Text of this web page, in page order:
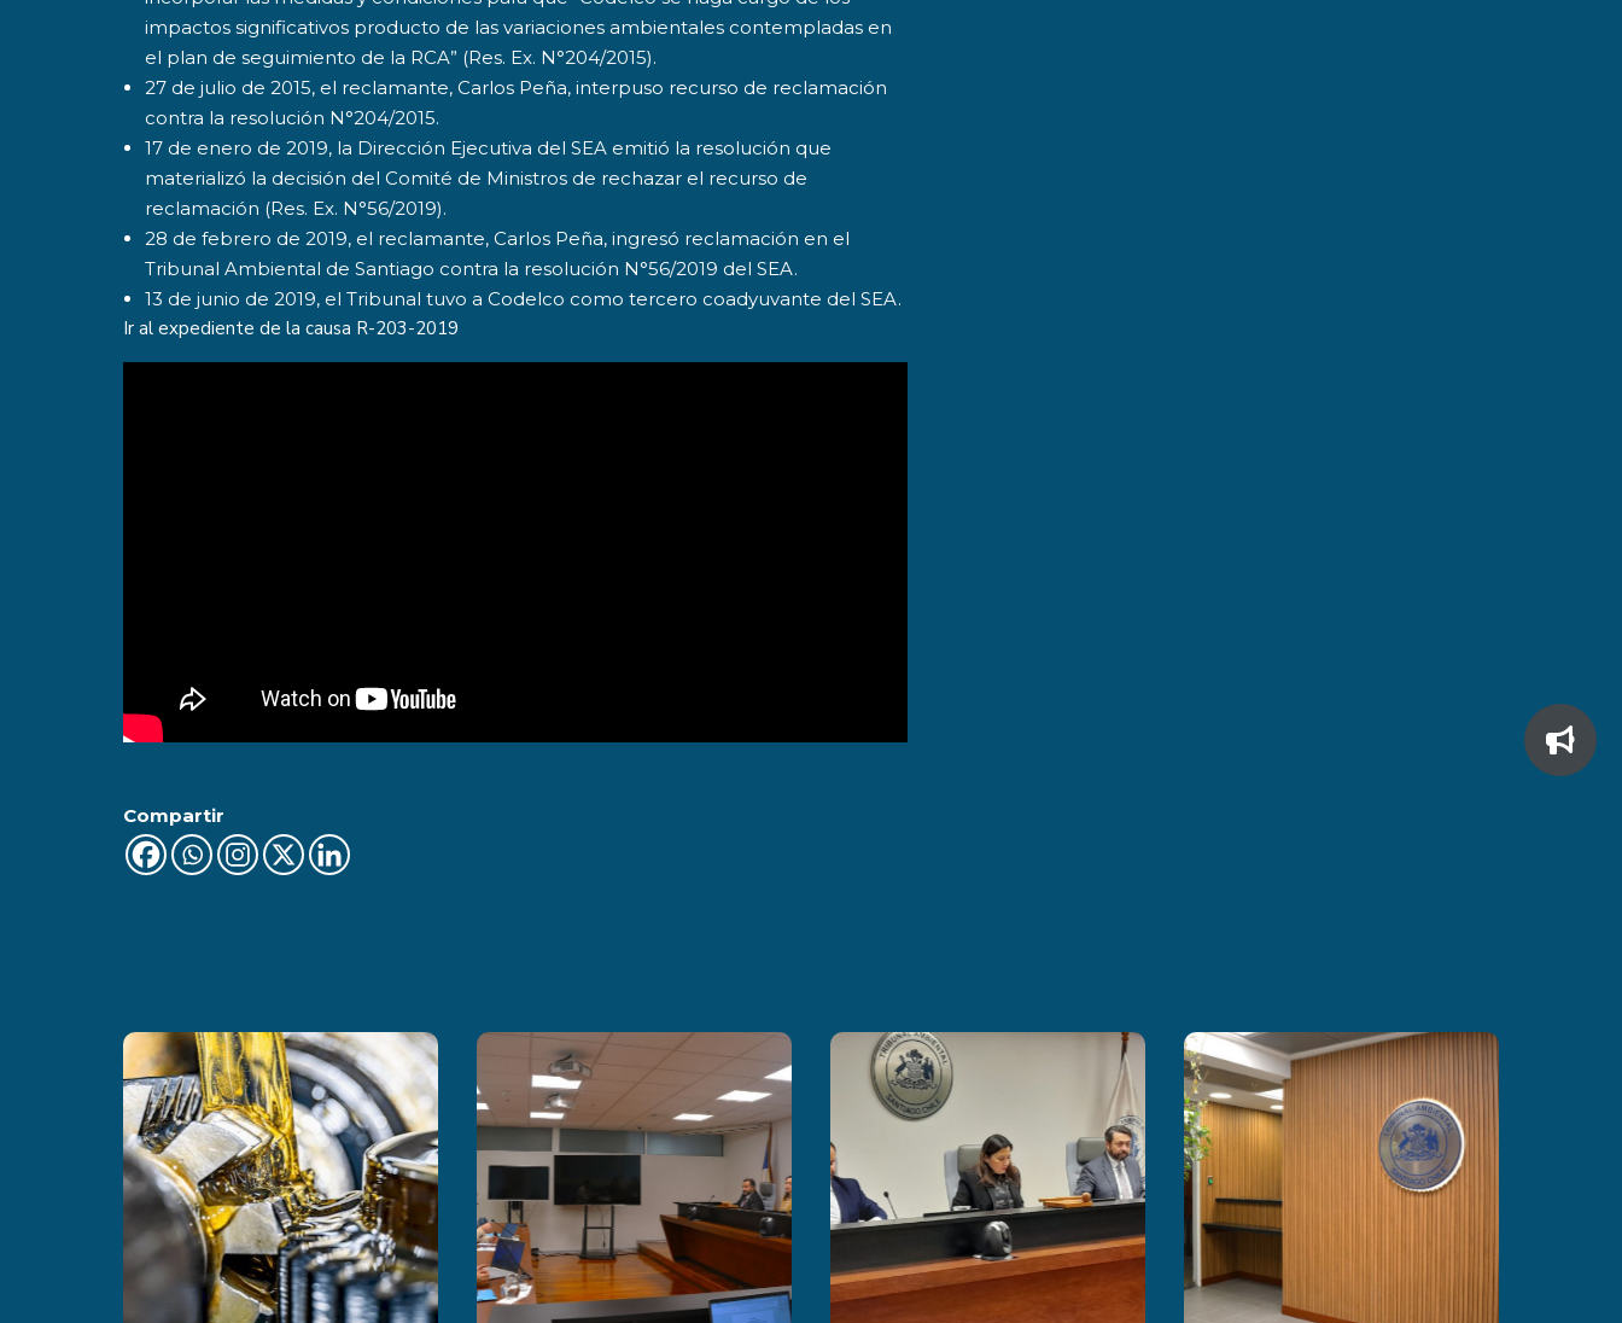
impactos significativos producto de las variaciones ambientales contempladas en
el plan de seguimiento de la RCA” (Res. Ex. N°204/2015).
27 de julio de 2015, el reclamante, Carlos Peña, interpuso recurso de reclamación
contra la resolución N°204/2015.
17 de enero de 2019, la Dirección Ejecutiva del SEA emitió la resolución que
materializó la decisión del Comité de Ministros de rechazar el recurso de
reclamación (Res. Ex. N°56/2019).
28 de febrero de 2019, el reclamante, Carlos Peña, ingresó reclamación en el
Tribunal Ambiental de Santiago contra la resolución N°56/2019 del SEA.
13 de junio de 2019, el Tribunal tuvo a Codelco como tercero coadyuvante del SEA.
Ir al expediente de la causa R-203-2019
Compartir